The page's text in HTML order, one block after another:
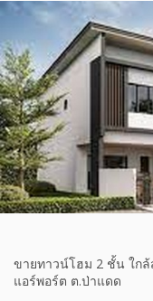
ขายทาวน์โฮม 2 ชั้น ใกล้
แอร์พอร์ต ต.ป่าแดด